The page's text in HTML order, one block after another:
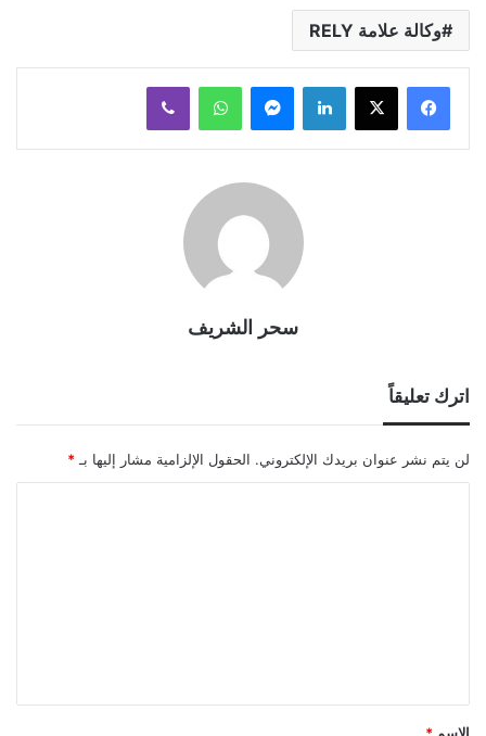
وكالة علامة RELY
لينكدإن ماسنجر واتساب ڤايبر
سحر الشريف
اترك تعليقاً
لن يتم نشر عنوان بريدك الإلكتروني. الحقول الإلزامية مشار إليها بـ *
*